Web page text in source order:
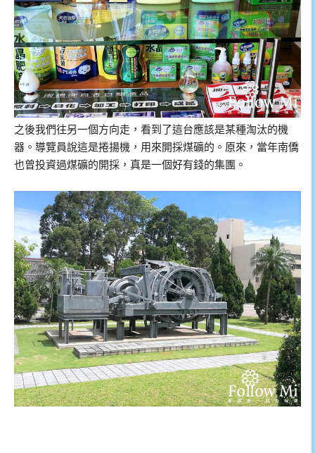
之後我們往另一個方向走，看到了這台應該是某種淘汰的機
器。導覽員說這是捲揚機，用來開採煤礦的。原來，當年南僑
也曾投資過煤礦的開採，真是一個好有錢的集團。